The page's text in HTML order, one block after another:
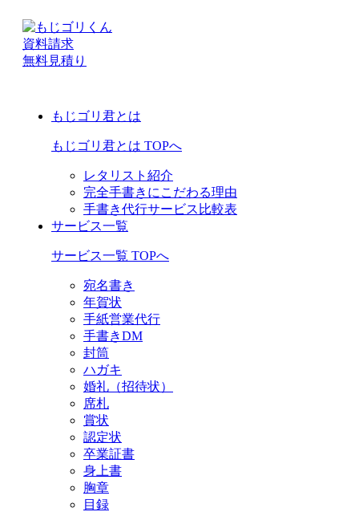
資料請求
無料見積り
もじゴリ君とは
もじゴリ君とは TOPへ
レタリスト紹介
完全手書きにこだわる理由
手書き代行サービス比較表
サービス一覧
サービス一覧 TOPへ
宛名書き
年賀状
手紙営業代行
手書きDM
封筒
ハガキ
婚礼（招待状）
席札
賞状
認定状
卒業証書
身上書
胸章
目録